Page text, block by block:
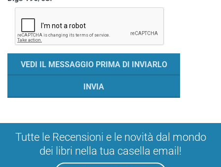
Tutte le Recensioni e le novità dal mondo
dei libri nella tua casella email!